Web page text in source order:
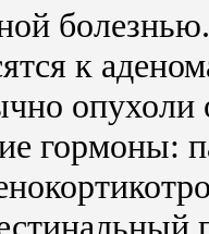
болезнью.
к
опухоли
гормоны: